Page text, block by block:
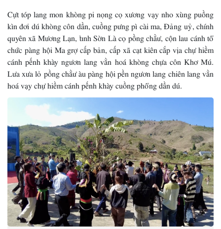
Cựt tóp lang mon khòng pi nọng cọ xương vạy nho xùng puồng
kìn đơi dú khòng côn dần, cuồng pưng pì cài ma, Đảng uỷ, chính
quyên xã Mương Lạn, tỉnh Sờn Là cọ pồng chằư, cộn lau cánh tổ
chức pàng hội Ma grợ cấp bản, cấp xã cạt kiên cắp vịa chự hiềm
cánh pếnh khày ngươn lang vằn hoá khòng chựa côn Khơ Mú.
Lưa xưa lỏ pồng chằư àu pàng hội pền ngươn lang chiên lang vằn
hoá vạy chự hiềm cánh pếnh khày cuồng phổng dần dú.